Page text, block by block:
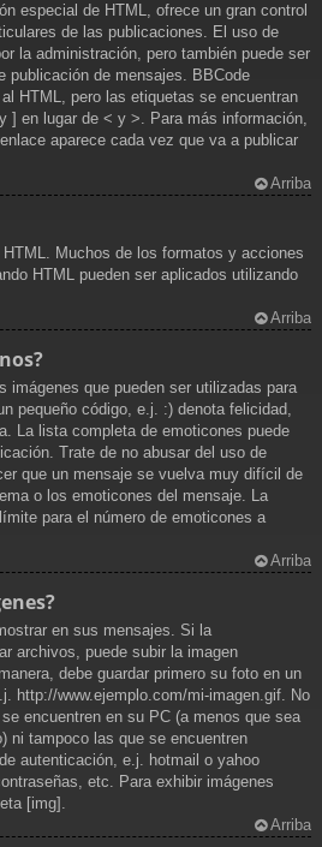
especial de HTML, ofrece un gran control
de las publicaciones. El uso de
la administración, pero también puede ser
publicación de mensajes. BBCode
HTML, pero las etiquetas se encuentran
] en lugar de < y >. Para más información,
aparece cada vez que va a publicar
Arriba
Muchos de los formatos y acciones
HTML pueden ser aplicados utilizando
Arriba
imágenes que pueden ser utilizadas para
pequeño código, e.j. :) denota felicidad,
La lista completa de emoticones puede
Trate de no abusar del uso de
que un mensaje se vuelva muy difícil de
o los emoticones del mensaje. La
para el número de emoticones a
Arriba
en sus mensajes. Si la
archivos, puede subir la imagen
debe guardar primero su foto en un
http://www.ejemplo.com/mi-imagen.gif. No
encuentren en su PC (a menos que sea
ni tampoco las que se encuentren
autenticación, e.j. hotmail o yahoo
etc. Para exhibir imágenes
[img].
Arriba